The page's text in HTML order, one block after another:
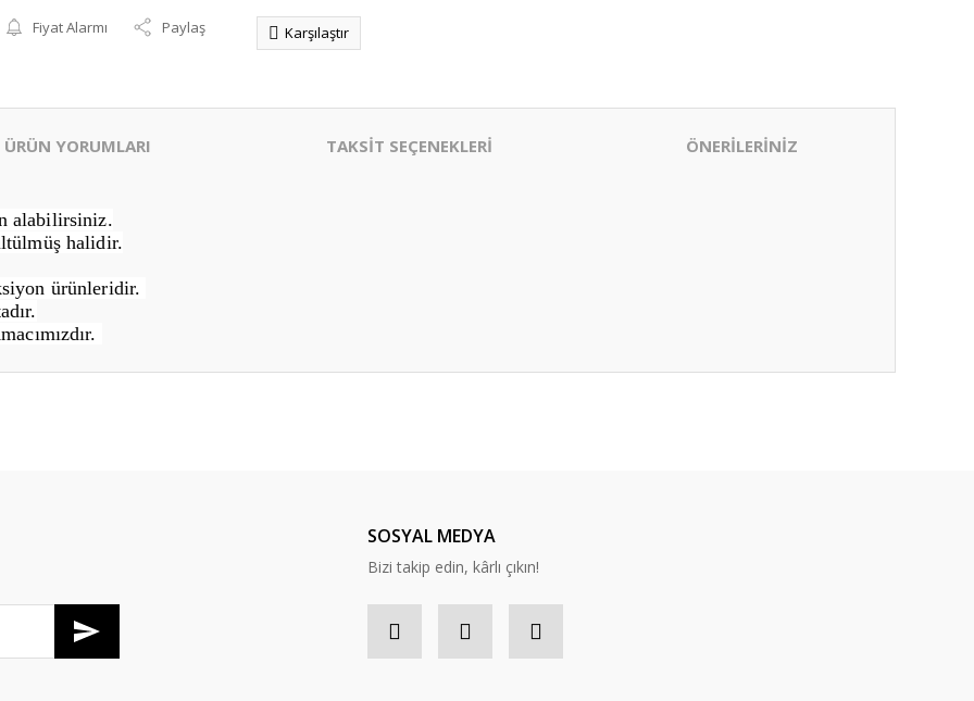
Fiyat Alarmı Paylaş Karşılaştır
ÜRÜN YORUMLARI TAKSİT SEÇENEKLERİ ÖNERİLERİNİZ
alabilirsiniz.
halidir.
ürünleridir.
SOSYAL MEDYA
Bizi takip edin, kârlı çıkın!